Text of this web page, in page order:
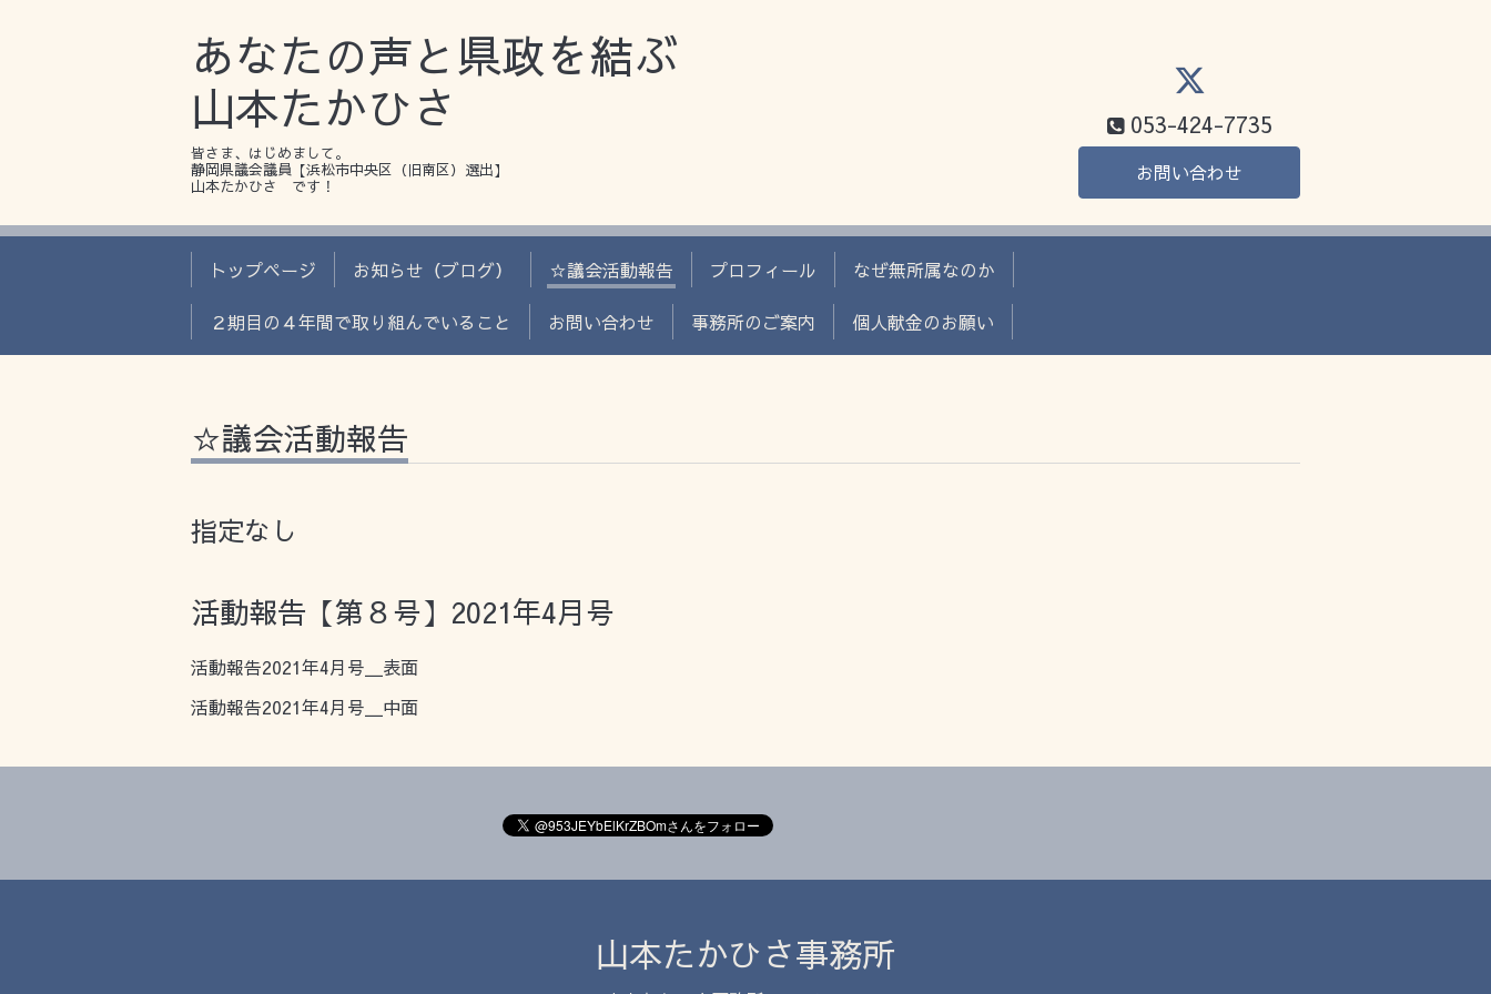
あなたの声と県政を結ぶ
山本たかひさ
皆さま、はじめまして。
静岡県議会議員【浜松市中央区（旧南区）選出】
山本たかひさ です！
053-424-7735
お問い合わせ
トップページ お知らせ（ブログ） ☆議会活動報告 プロフィール なぜ無所属なのか
２期目の４年間で取り組んでいること お問い合わせ 事務所のご案内 個人献金のお願い
☆議会活動報告
指定なし
活動報告【第８号】2021年4月号
活動報告2021年4月号＿表面
活動報告2021年4月号＿中面
山本たかひさ事務所